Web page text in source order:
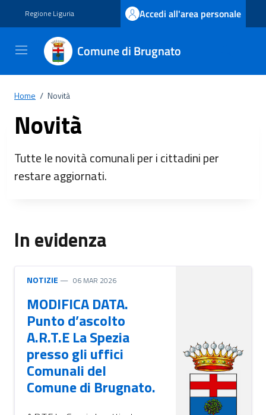
Regione Liguria Accedi all'area personale
Comune di Brugnato
Home / Novità
Novità
Tutte le novità comunali per i cittadini per
restare aggiornati.
In evidenza
NOTIZIE 06 MAR 2026
MODIFICA DATA.
Punto d’ascolto
A.R.T.E La Spezia
presso gli uffici
Comunali del
Comune di Brugnato.